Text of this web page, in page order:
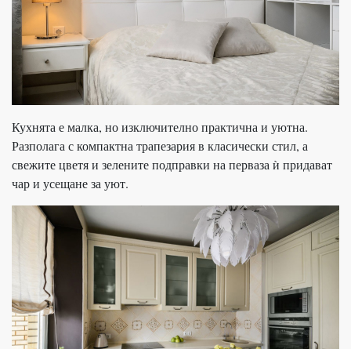
Кухнята е малка, но изключително практична и уютна.
Разполага с компактна трапезария в класически стил, а
свежите цветя и зелените подправки на перваза ѝ придават
чар и усещане за уют.